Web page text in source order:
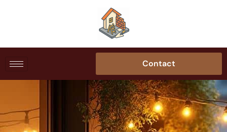
Contact